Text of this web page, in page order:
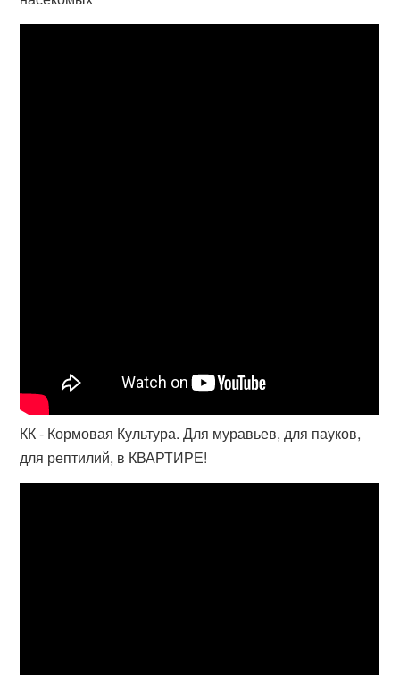
КК - Кормовая Культура. Для муравьев, для пауков,
для рептилий, в КВАРТИРЕ!